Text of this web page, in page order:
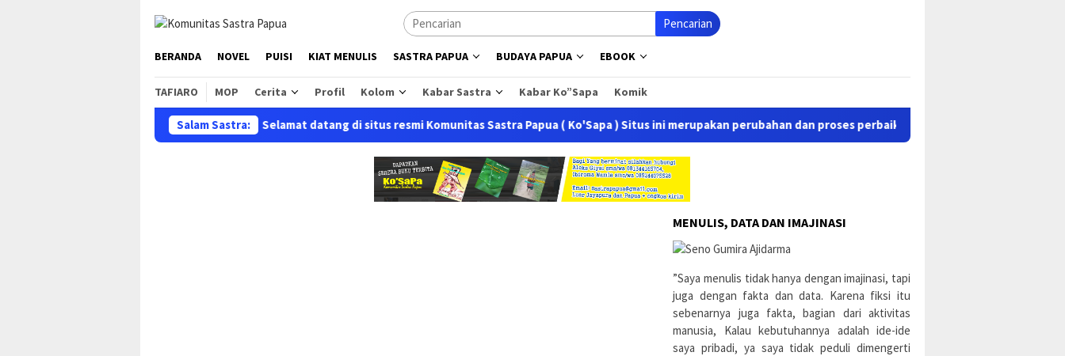
Pencarian
BERANDA NOVEL PUISI KIAT MENULIS SASTRA PAPUA BUDAYA PAPUA EBOOK
TAFIARO MOP Cerita Profil Kolom Kabar Sastra Kabar Ko”Sapa Komik
Salam Sastra:
Selamat datang di situs resmi Komunitas Sastra Papua ( Ko'Sapa ) Situs ini merupakan perubahan dan proses perbaikan dari situs lama sastrapapua.com.
MENULIS, DATA DAN IMAJINASI
”Saya menulis tidak hanya dengan imajinasi, tapi
juga dengan fakta dan data. Karena fiksi itu
sebenarnya juga fakta, bagian dari aktivitas
manusia, Kalau kebutuhannya adalah ide-ide
saya pribadi, ya saya tidak peduli dimengerti